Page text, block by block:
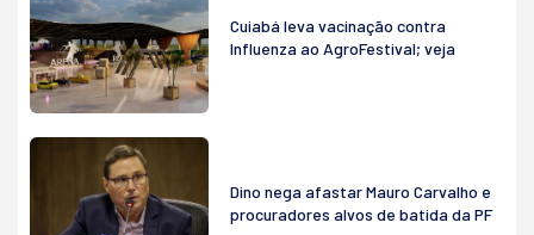
Cuiabá leva vacinação contra
Influenza ao AgroFestival; veja
Dino nega afastar Mauro Carvalho e
procuradores alvos de batida da PF